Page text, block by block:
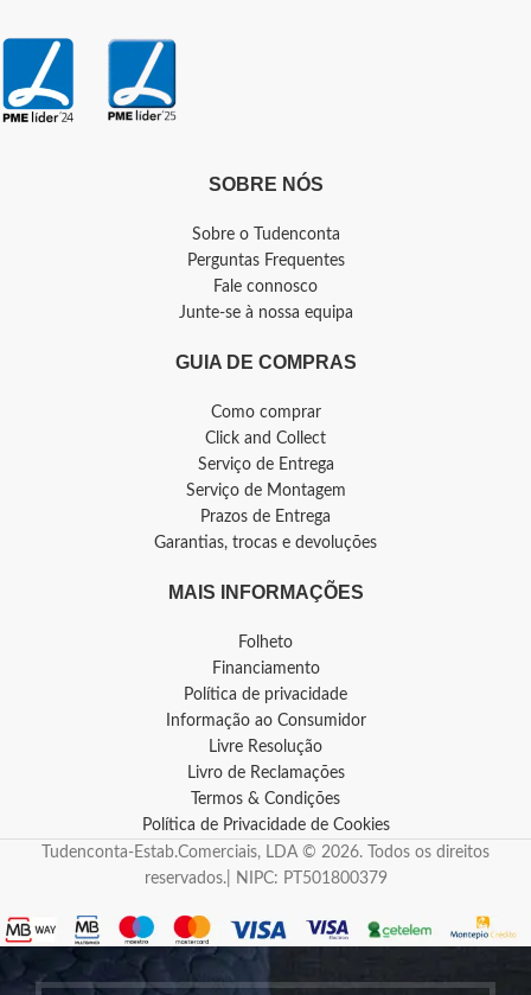
SOBRE NÓS
Sobre o Tudenconta
Perguntas Frequentes
Fale connosco
Junte-se à nossa equipa
GUIA DE COMPRAS
Como comprar
Click and Collect
Serviço de Entrega
Serviço de Montagem
Prazos de Entrega
Garantias, trocas e devoluções
MAIS INFORMAÇÕES
Folheto
Financiamento
Política de privacidade
Informação ao Consumidor
Livre Resolução
Livro de Reclamações
Termos & Condições
Política de Privacidade de Cookies
Tudenconta-Estab.Comerciais, LDA © 2026. Todos os direitos
reservados.| NIPC: PT501800379